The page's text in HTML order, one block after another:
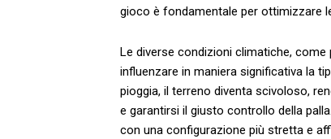
gioco è​ fondamentale per ottimizzare
Le diverse condizioni climatiche,
influenzare ⁣in maniera significativa la
pioggia, il terreno⁣ diventa ⁢scivoloso,
‍e garantirsi ‌il giusto controllo ⁤della
con‌ una configurazione più stretta e